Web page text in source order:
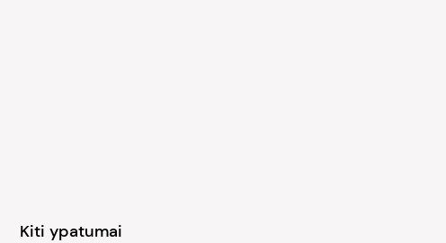
Kiti ypatumai